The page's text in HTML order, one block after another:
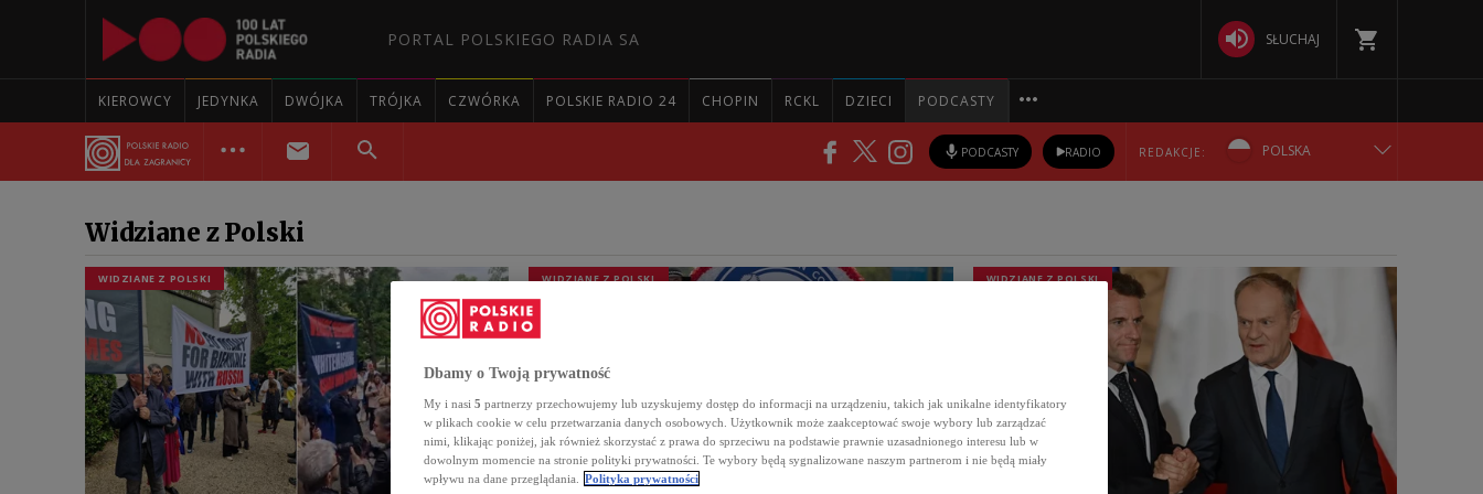
PORTAL POLSKIEGO RADIA SA SŁUCHAJ
KIEROWCY JEDYNKA DWÓJKA TRÓJKA CZWÓRKA POLSKIE RADIO 24 CHOPIN RCKL DZIECI PODCASTY
PODCASTY RADIO REDAKCJE: POLSKA
DEUTSCH
РУССКИЙ
УКРАЇНСЬКА
Widziane z Polski
WIDZIANE Z POLSKI WIDZIANE Z POLSKI WIDZIANE Z POLSKI
Dbamy o Twoją prywatność
My i nasi 5 partnerzy przechowujemy lub uzyskujemy dostęp do informacji na urządzeniu, takich jak unikalne identyfikatory
w plikach cookie w celu przetwarzania danych osobowych. Użytkownik może zaakceptować swoje wybory lub zarządzać
nimi, klikając poniżej, jak również skorzystać z prawa do sprzeciwu na podstawie prawnie uzasadnionego interesu lub w
dowolnym momencie na stronie polityki prywatności. Te wybory będą sygnalizowane naszym partnerom i nie będą miały
wpływu na dane przeglądania.
Polityka prywatności